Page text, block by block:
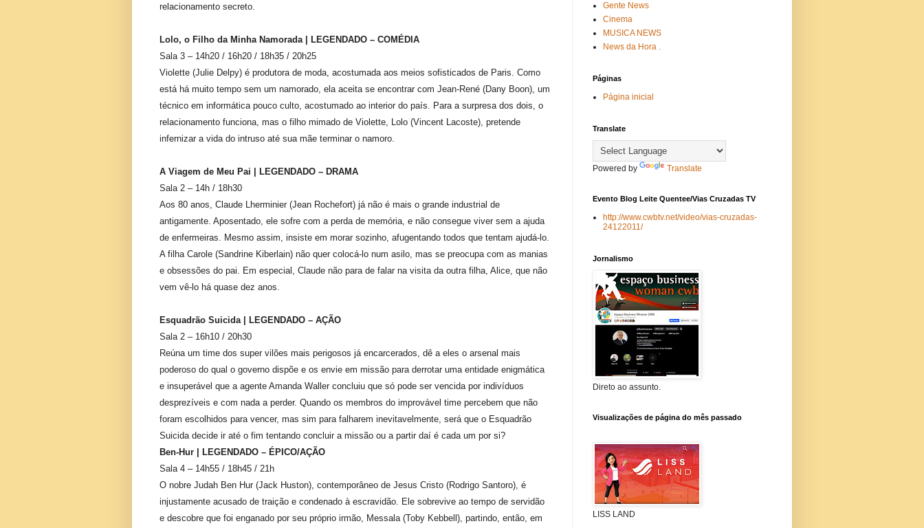
relacionamento secreto.
Lolo, o Filho da Minha Namorada | LEGENDADO – COMÉDIA
Sala 3 – 14h20 / 16h20 / 18h35 / 20h25
Violette (Julie Delpy) é produtora de moda, acostumada aos meios sofisticados de Paris. Como
está há muito tempo sem um namorado, ela aceita se encontrar com Jean-René (Dany Boon), um
técnico em informática pouco culto, acostumado ao interior do país. Para a surpresa dos dois, o
relacionamento funciona, mas o filho mimado de Violette, Lolo (Vincent Lacoste), pretende
infernizar a vida do intruso até sua mãe terminar o namoro.
A Viagem de Meu Pai | LEGENDADO – DRAMA
Sala 2 – 14h / 18h30
Aos 80 anos, Claude Lherminier (Jean Rochefort) já não é mais o grande industrial de
antigamente. Aposentado, ele sofre com a perda de memória, e não consegue viver sem a ajuda
de enfermeiras. Mesmo assim, insiste em morar sozinho, afugentando todos que tentam ajudá-lo.
A filha Carole (Sandrine Kiberlain) não quer colocá-lo num asilo, mas se preocupa com as manias
e obsessões do pai. Em especial, Claude não para de falar na visita da outra filha, Alice, que não
vem vê-lo há quase dez anos.
Esquadrão Suicida | LEGENDADO – AÇÃO
Sala 2 – 16h10 / 20h30
Reúna um time dos super vilões mais perigosos já encarcerados, dê a eles o arsenal mais
poderoso do qual o governo dispõe e os envie em missão para derrotar uma entidade enigmática
e insuperável que a agente Amanda Waller concluiu que só pode ser vencida por indivíduos
desprezíveis e com nada a perder. Quando os membros do improvável time percebem que não
foram escolhidos para vencer, mas sim para falharem inevitavelmente, será que o Esquadrão
Suicida decide ir até o fim tentando concluir a missão ou a partir daí é cada um por si?
Ben-Hur | LEGENDADO – ÉPICO/AÇÃO
Sala 4 – 14h55 / 18h45 / 21h
O nobre Judah Ben Hur (Jack Huston), contemporâneo de Jesus Cristo (Rodrigo Santoro), é
injustamente acusado de traição e condenado à escravidão. Ele sobrevive ao tempo de servidão
e descobre que foi enganado por seu próprio irmão, Messala (Toby Kebbell), partindo, então, em
Gente News
Cinema
MUSICA NEWS
News da Hora .
Páginas
Página inicial
Translate
Powered by Translate
Evento Blog Leite Quentee/Vias Cruzadas TV
http://www.cwbtv.net/video/vias-cruzadas-
24122011/
Jornalismo
Direto ao assunto.
Visualizações de página do mês passado
LISS LAND